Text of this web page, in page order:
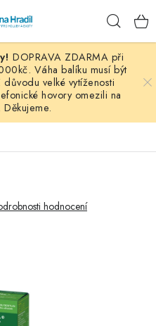
DOPRAVA ZDARMA při
Váha balíku musí být
velké vytíženosti
hovory omezili na
Děkujeme.
hodnocení